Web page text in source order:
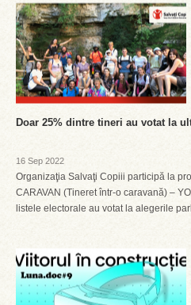
Doar 25% dintre tineri au votat la
16 Sep 2022
Organizaţia Salvaţi Copiii participă la
CARAVAN (Tineret într-o caravană) –
listele electorale au votat la alegerile